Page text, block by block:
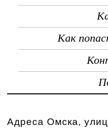
Как
Адреса Омска,